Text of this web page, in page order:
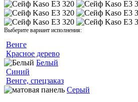
Выберите вариант исполнения:
Венге
Красное дерево
Белый
Синий
Венге, спецзаказ
Серый